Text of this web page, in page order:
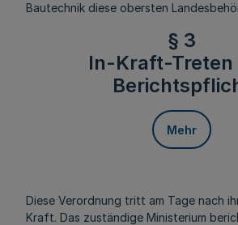
Bautechnik diese obersten
§ 3
In-Kraft-Treten
Mehr
Diese Verordnung tritt am Tage nach
Kraft. Das zuständige Ministerium